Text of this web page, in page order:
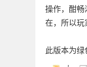
操作，酣畅
在，所以玩
此版本为